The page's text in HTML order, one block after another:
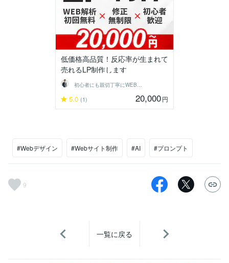
低価格高品質！反応率が生まれて
売れるLP制作します
初心者にも親切丁寧にWEB制作│樹下
5.0 (1) 20,000円
#Webデザイン #Webサイト制作 #AI #プロンプト
9
一覧に戻る